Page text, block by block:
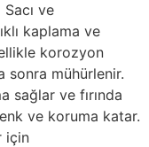
ve
kaplama ve
korozyon
sonra mühürlenir.
sağlar ve fırında
ve koruma katar.
için